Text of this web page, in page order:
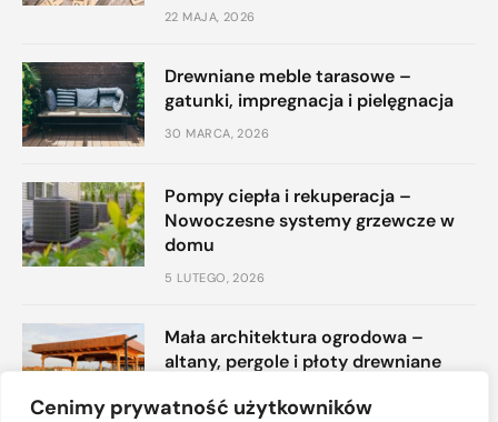
Cenimy prywatność użytkowników
22 MAJA, 2026
Drewniane meble tarasowe –
gatunki, impregnacja i pielęgnacja
30 MARCA, 2026
Pompy ciepła i rekuperacja –
Nowoczesne systemy grzewcze w
domu
5 LUTEGO, 2026
Mała architektura ogrodowa –
altany, pergole i płoty drewniane